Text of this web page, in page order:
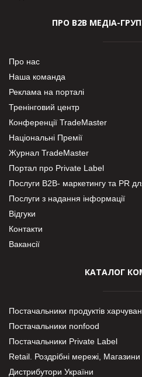
ПРО В2В МЕДІА-
Про нас
Наша команда
Реклама на порталі
Тренінговий центр
Конференції TradeMaster
Національні Премії
Журнал TradeMaster
Портал про Private Label
Послуги В2В- маркетингу та PR
Послуги з надання інформації
Відгуки
Контакти
Вакансії
КАТАЛОГ
Постачальники продуктів
Постачальники nonfood
Постачальники Private Label
Retail. Роздрібні мережі, Магазини
Дистрибутори України